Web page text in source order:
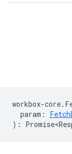
workbox-core.
param :
) :